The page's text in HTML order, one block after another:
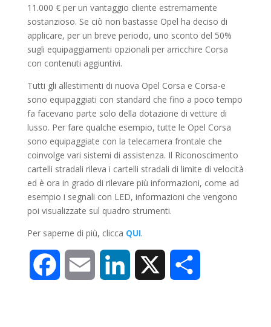
11.000 € per un vantaggio cliente estremamente
sostanzioso. Se ciò non bastasse Opel ha deciso di
applicare, per un breve periodo, uno sconto del 50%
sugli equipaggiamenti opzionali per arricchire Corsa
con contenuti aggiuntivi.
Tutti gli allestimenti di nuova Opel Corsa e Corsa-e
sono equipaggiati con standard che fino a poco tempo
fa facevano parte solo della dotazione di vetture di
lusso. Per fare qualche esempio, tutte le Opel Corsa
sono equipaggiate con la telecamera frontale che
coinvolge vari sistemi di assistenza. Il Riconoscimento
cartelli stradali rileva i cartelli stradali di limite di velocità
ed è ora in grado di rilevare più informazioni, come ad
esempio i segnali con LED, informazioni che vengono
poi visualizzate sul quadro strumenti.
Per saperne di più, clicca QUI.